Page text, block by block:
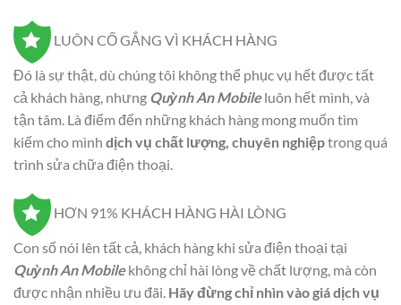
LUÔN CỐ GẮNG VÌ KHÁCH HÀNG
Đó là sự thật, dù chúng tôi không thể phục vụ hết được tất
cả khách hàng, nhưng Quỳnh An Mobileluôn hết mình, và
tận tâm. Là điểm đến những khách hàng mong muốn tìm
kiếm cho mình dịch vụ chất lượng, chuyên nghiệptrong quá
trình sửa chữa điện thoại.
HƠN 91% KHÁCH HÀNG HÀI LÒNG
Con số nói lên tất cả, khách hàng khi sửa điện thoại tại
Quỳnh An Mobilekhông chỉ hài lòng về chất lượng, mà còn
được nhận nhiều ưu đãi. Hãy đừng chỉ nhìn vào giá dịch vụ